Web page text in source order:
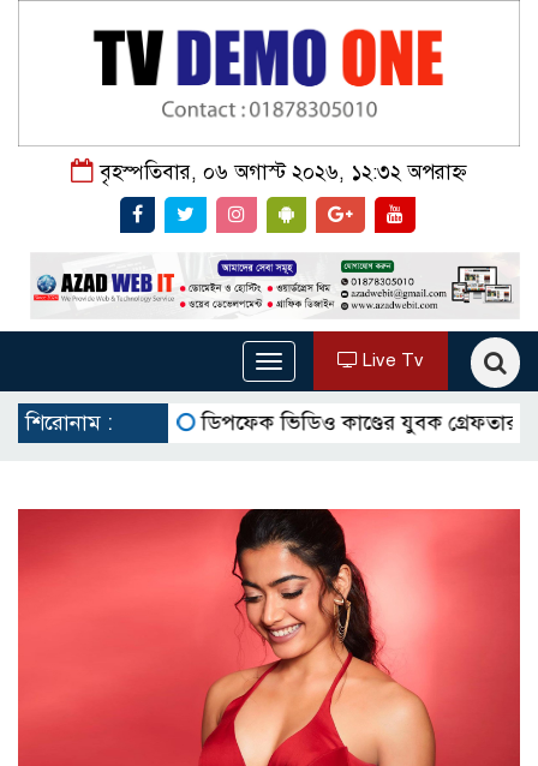
বৃহস্পতিবার, ০৬ অগাস্ট ২০২৬, ১২:৩২ অপরাহ্ন
Toggle
navigation
Live Tv
শিরোনাম : ডিপফেক ভিডিও কাণ্ডের যুবক গ্রেফতার, যা